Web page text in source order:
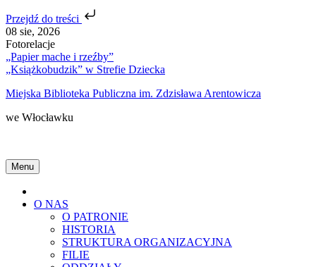
Przejdź do treści
Skip
to
content
08 sie, 2026
Fotorelacje
„Papier mache i rzeźby”
„Książkobudzik” w Strefie Dziecka
Miejska Biblioteka Publiczna im. Zdzisława Arentowicza
we Włocławku
Menu
O NAS
O PATRONIE
HISTORIA
STRUKTURA ORGANIZACYJNA
FILIE